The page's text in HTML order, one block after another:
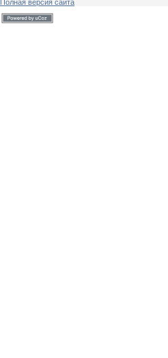
Полная версия сайта